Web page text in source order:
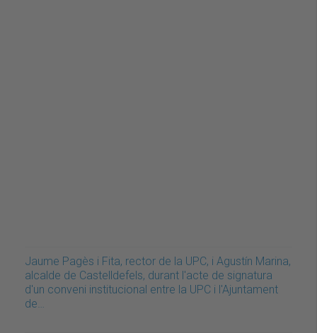
Jaume Pagès i Fita, rector de la UPC, i Agustín Marina,
alcalde de Castelldefels, durant l'acte de signatura
d'un conveni institucional entre la UPC i l'Ajuntament
de…